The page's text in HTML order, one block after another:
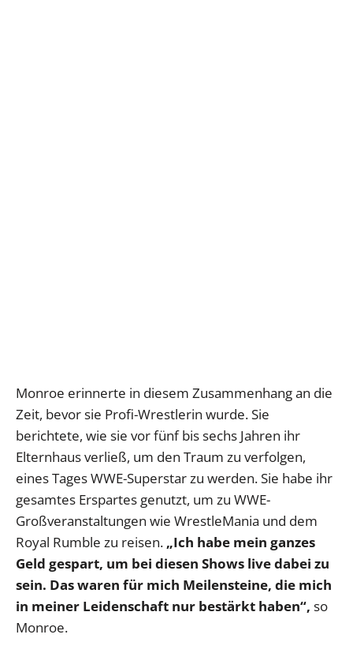
Monroe erinnerte in diesem Zusammenhang an die
Zeit, bevor sie Profi-Wrestlerin wurde. Sie
berichtete, wie sie vor fünf bis sechs Jahren ihr
Elternhaus verließ, um den Traum zu verfolgen,
eines Tages WWE-Superstar zu werden. Sie habe ihr
gesamtes Erspartes genutzt, um zu WWE-
Großveranstaltungen wie WrestleMania und dem
Royal Rumble zu reisen. „Ich habe mein ganzes
Geld gespart, um bei diesen Shows live dabei zu
sein. Das waren für mich Meilensteine, die mich
in meiner Leidenschaft nur bestärkt haben“, so
Monroe.